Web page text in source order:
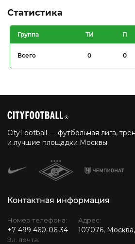
Статистика
Группа ТИ П
Всего 0 0
CityFootball — футбольная лига,
и лучшие площадки Москвы.
Контактная информация
Номер телефона:
+7 499 460-06-34
Эл. почта:
Адрес:
107076,